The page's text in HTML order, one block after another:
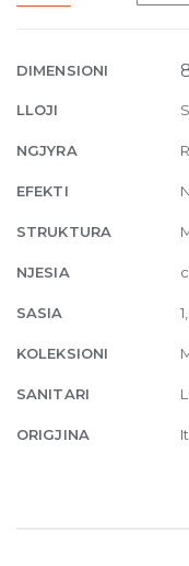
40
40
x
85
cm
Rubens
quantity
DIMENSIONI
LLOJI
NGJYRA
EFEKTI
STRUKTURA
NJESIA
SASIA
KOLEKSIONI
SANITARI
ORIGJINA